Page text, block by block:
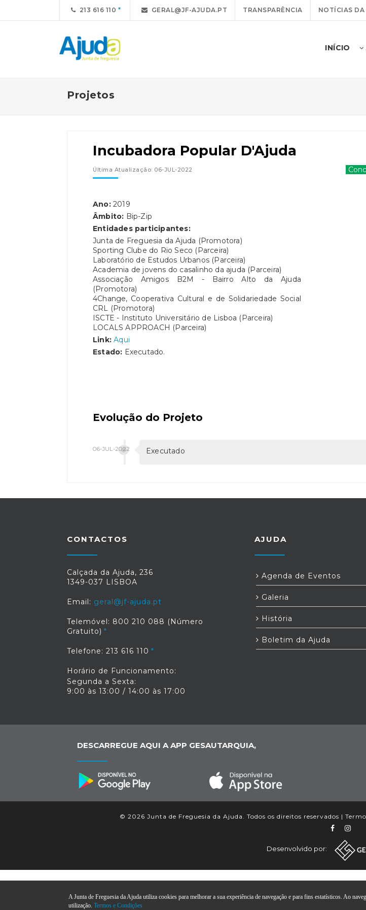
213 616 110 GERAL@JF-AJUDA.PT TRANSPARÊNCIA NOTÍCIAS
INÍCIO
Projetos
Incubadora Popular D'Ajuda
Última Atualização: 06-JUL-2022
Ano:2019
Âmbito: Bip-Zip
Entidades participantes:
Junta de Freguesia da Ajuda (Promotora)
Sporting Clube do Rio Seco (Parceira)
Laboratório de Estudos Urbanos (Parceira)
Academia de jovens do casalinho da ajuda (Parceira)
Associação Amigos B2M - Bairro Alto da Ajuda
(Promotora)
4Change, Cooperativa Cultural e de Solidariedade Social
CRL (Promotora)
ISCTE - Instituto Universitário de Lisboa (Parceira)
LOCALS APPROACH (Parceira)
Link: Aqui
Estado: Executado.
Evolução do Projeto
Executado
06-JUL-2022
CONTACTOS
Calçada da Ajuda, 236
1349-037 LISBOA
Email: geral@jf-ajuda.pt
Telemóvel: 800 210 088 (Número
Gratuito)
Telefone: 213 616 110
Horário de Funcionamento:
Segunda a Sexta:
9:00 às 13:00 / 14:00 às 17:00
AJUDA
Agenda de Eventos
Galeria
História
Boletim da Ajuda
DESCARREGUE AQUI A APP GESAUTARQUIA,
© 2026 Junta de Freguesia da Ajuda. Todos os direitos reservados |
Desenvolvido por:
A Junta de Freguesia da Ajuda utiliza cookies para melhorar a sua experiência de navegação e para fins estatísticos. Ao
utilização. Termos e Condições